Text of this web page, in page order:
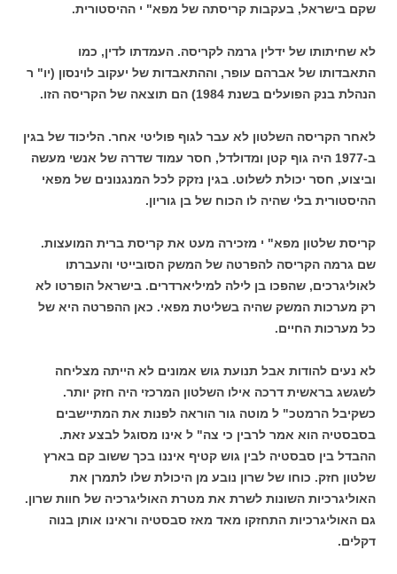
שקם בישראל, בעקבות קריסתה של מפא" י ההיסטורית.
לא שחיתותו של ידלין גרמה לקריסה. העמדתו לדין, כמו
התאבדותו של אברהם עופר, וההתאבדות של יעקוב לוינסון (יו" ר
הנהלת בנק הפועלים בשנת 1984) הם תוצאה של הקריסה הזו.
לאחר הקריסה השלטון לא עבר לגוף פוליטי אחר. הליכוד של בגין
ב-1977 היה גוף קטן ומדולדל, חסר עמוד שדרה של אנשי מעשה
וביצוע, חסר יכולת לשלוט. בגין נזקק לכל המנגנונים של מפאי
ההיסטורית בלי שהיה לו הכוח של בן גוריון.
קריסת שלטון מפא" י מזכירה מעט את קריסת ברית המועצות.
שם גרמה הקריסה להפרטה של המשק הסובייטי והעברתו
לאוליגרכים, שהפכו בן לילה למיליארדרים. בישראל הופרטו לא
רק מערכות המשק שהיה בשליטת מפאי. כאן ההפרטה היא של
כל מערכות החיים.
לא נעים להודות אבל תנועת גוש אמונים לא הייתה מצליחה
לשגשג בראשית דרכה אילו השלטון המרכזי היה חזק יותר.
כשקיבל הרמטכ" ל מוטה גור הוראה לפנות את המתיישבים
בסבסטיה הוא אמר לרבין כי צה" ל אינו מסוגל לבצע זאת.
ההבדל בין סבסטיה לבין גוש קטיף איננו בכך ששוב קם בארץ
שלטון חזק. כוחו של שרון נובע מן היכולת שלו לתמרן את
האוליגרכיות השונות לשרת את מטרת האוליגרכיה של חוות שרון.
גם האוליגרכיות התחזקו מאד מאז סבסטיה וראינו אותן בנוה
דקלים.